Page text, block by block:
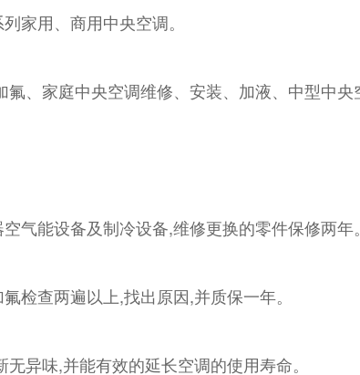
家用、商用中央空调。
、家庭中央空调维修、安装、加液、中型中央
气能设备及制冷设备,维修更换的零件保修两年。
检查两遍以上,找出原因,并质保一年。
异味,并能有效的延长空调的使用寿命。